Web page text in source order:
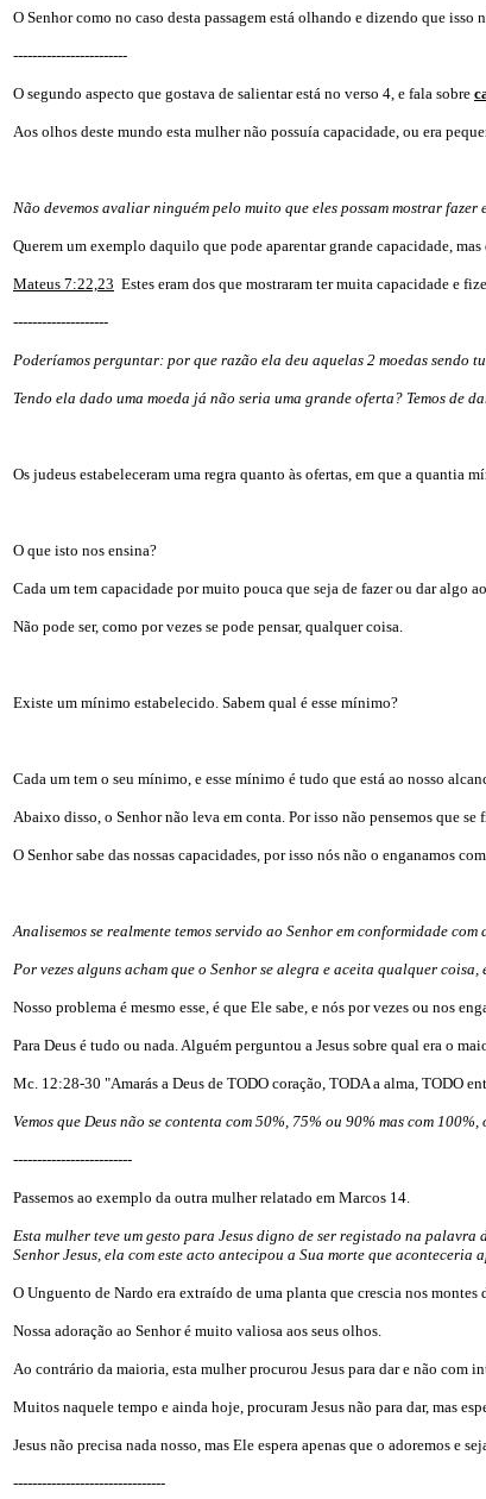
O Senhor como no caso desta passagem está olhando e dizendo que
------------------------
O segundo aspecto que gostava de salientar está no verso 4, e fala sobre
Aos olhos deste mundo esta mulher não possuía capacidade, ou era
Não devemos avaliar ninguém pelo muito que eles possam mostrar fazer
Querem um exemplo daquilo que pode aparentar grande capacidade, mas
Mateus 7:22,23 Estes eram dos que mostraram ter muita capacidade e
--------------------
Poderíamos perguntar: por que razão ela deu aquelas 2 moedas sendo
Tendo ela dado uma moeda já não seria uma grande oferta? Temos de
Os judeus estabeleceram uma regra quanto às ofertas, em que a quantia
O que isto nos ensina?
Cada um tem capacidade por muito pouca que seja de fazer ou dar algo
Não pode ser, como por vezes se pode pensar, qualquer coisa.
Existe um mínimo estabelecido. Sabem qual é esse mínimo?
Cada um tem o seu mínimo, e esse mínimo é tudo que está ao nosso
Abaixo disso, o Senhor não leva em conta. Por isso não pensemos que
O Senhor sabe das nossas capacidades, por isso nós não o enganamos
Analisemos se realmente temos servido ao Senhor em conformidade
Por vezes alguns acham que o Senhor se alegra e aceita qualquer coisa,
Nosso problema é mesmo esse, é que Ele sabe, e nós por vezes ou nos
Para Deus é tudo ou nada. Alguém perguntou a Jesus sobre qual era o
Mc. 12:28-30 "Amarás a Deus de TODO coração, TODA a alma, TODO
Vemos que Deus não se contenta com 50%, 75% ou 90% mas com 100%,
-------------------------
Passemos ao exemplo da outra mulher relatado em Marcos 14.
Esta mulher teve um gesto para Jesus digno de ser registado na palavra
Senhor Jesus, ela com este acto antecipou a Sua morte que aconteceria
O Unguento de Nardo era extraído de uma planta que crescia nos
Nossa adoração ao Senhor é muito valiosa aos seus olhos.
Ao contrário da maioria, esta mulher procurou Jesus para dar e não com
Muitos naquele tempo e ainda hoje, procuram Jesus não para dar, mas
Jesus não precisa nada nosso, mas Ele espera apenas que o adoremos e
--------------------------------